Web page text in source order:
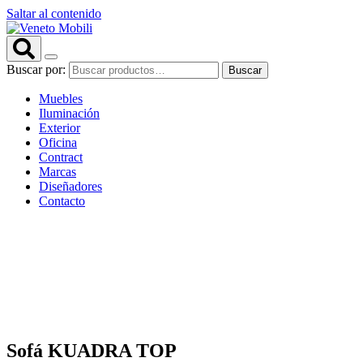
Saltar al contenido
Buscar por: Buscar
Muebles
Iluminación
Exterior
Oficina
Contract
Marcas
Diseñadores
Contacto
Sofá KUADRA TOP